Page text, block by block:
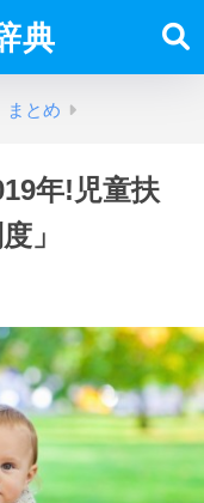
典
まとめ
年!児童扶
」